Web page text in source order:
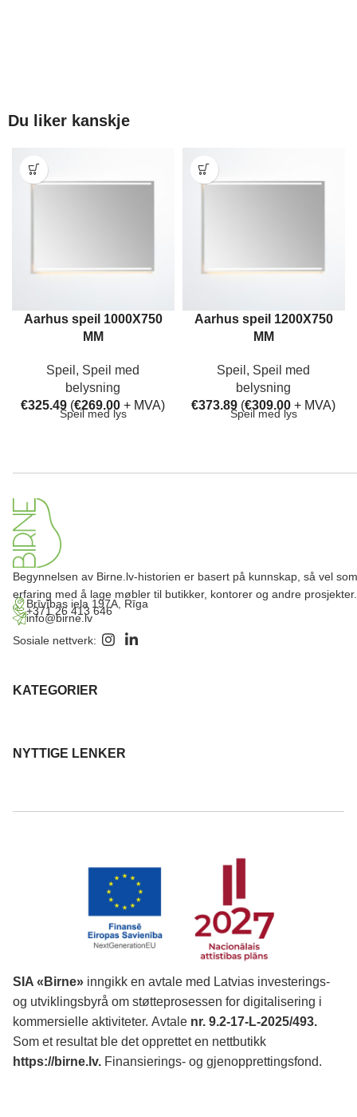
Du liker kanskje
Aarhus speil 1000X750
MM
Speil , Speil med
belysning
€325.49 (€269.00 + MVA)
Speil med lys
Aarhus speil 1200X750
MM
Speil , Speil med
belysning
€373.89 (€309.00 + MVA)
Speil med lys
Begynnelsen av Birne.lv-historien er basert på kunnskap, så vel som
erfaring med å lage møbler til butikker, kontorer og andre prosjekter.
Brīvības iela 197A, Rīga
+371 26 413 646
info@birne.lv
Sosiale nettverk:
KATEGORIER
NYTTIGE LENKER
SIA «Birne» inngikk en avtale med Latvias investerings-
og utviklingsbyrå om støtteprosessen for digitalisering i
kommersielle aktiviteter. Avtale nr. 9.2-17-L-2025/493.
Som et resultat ble det opprettet en nettbutikk
https://birne.lv. Finansierings- og gjenopprettingsfond.